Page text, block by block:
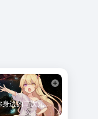
创业资源 行业网站
萌导航 - MOE521 - 你身边的二次元导航姬 - 及时收录动漫网站及资讯、宅网站、萌网站、动画、漫画、游戏等内容。让您获得更加简单快捷的二次元体验！